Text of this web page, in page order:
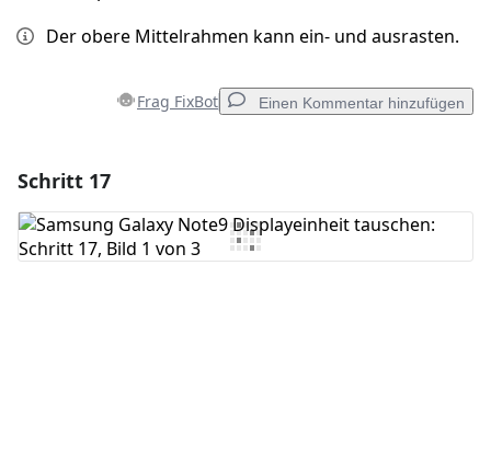
Der obere Mittelrahmen kann ein- und ausrasten.
Frag FixBot Einen Kommentar hinzufügen
Kommentar hinzufügen
Schritt 17